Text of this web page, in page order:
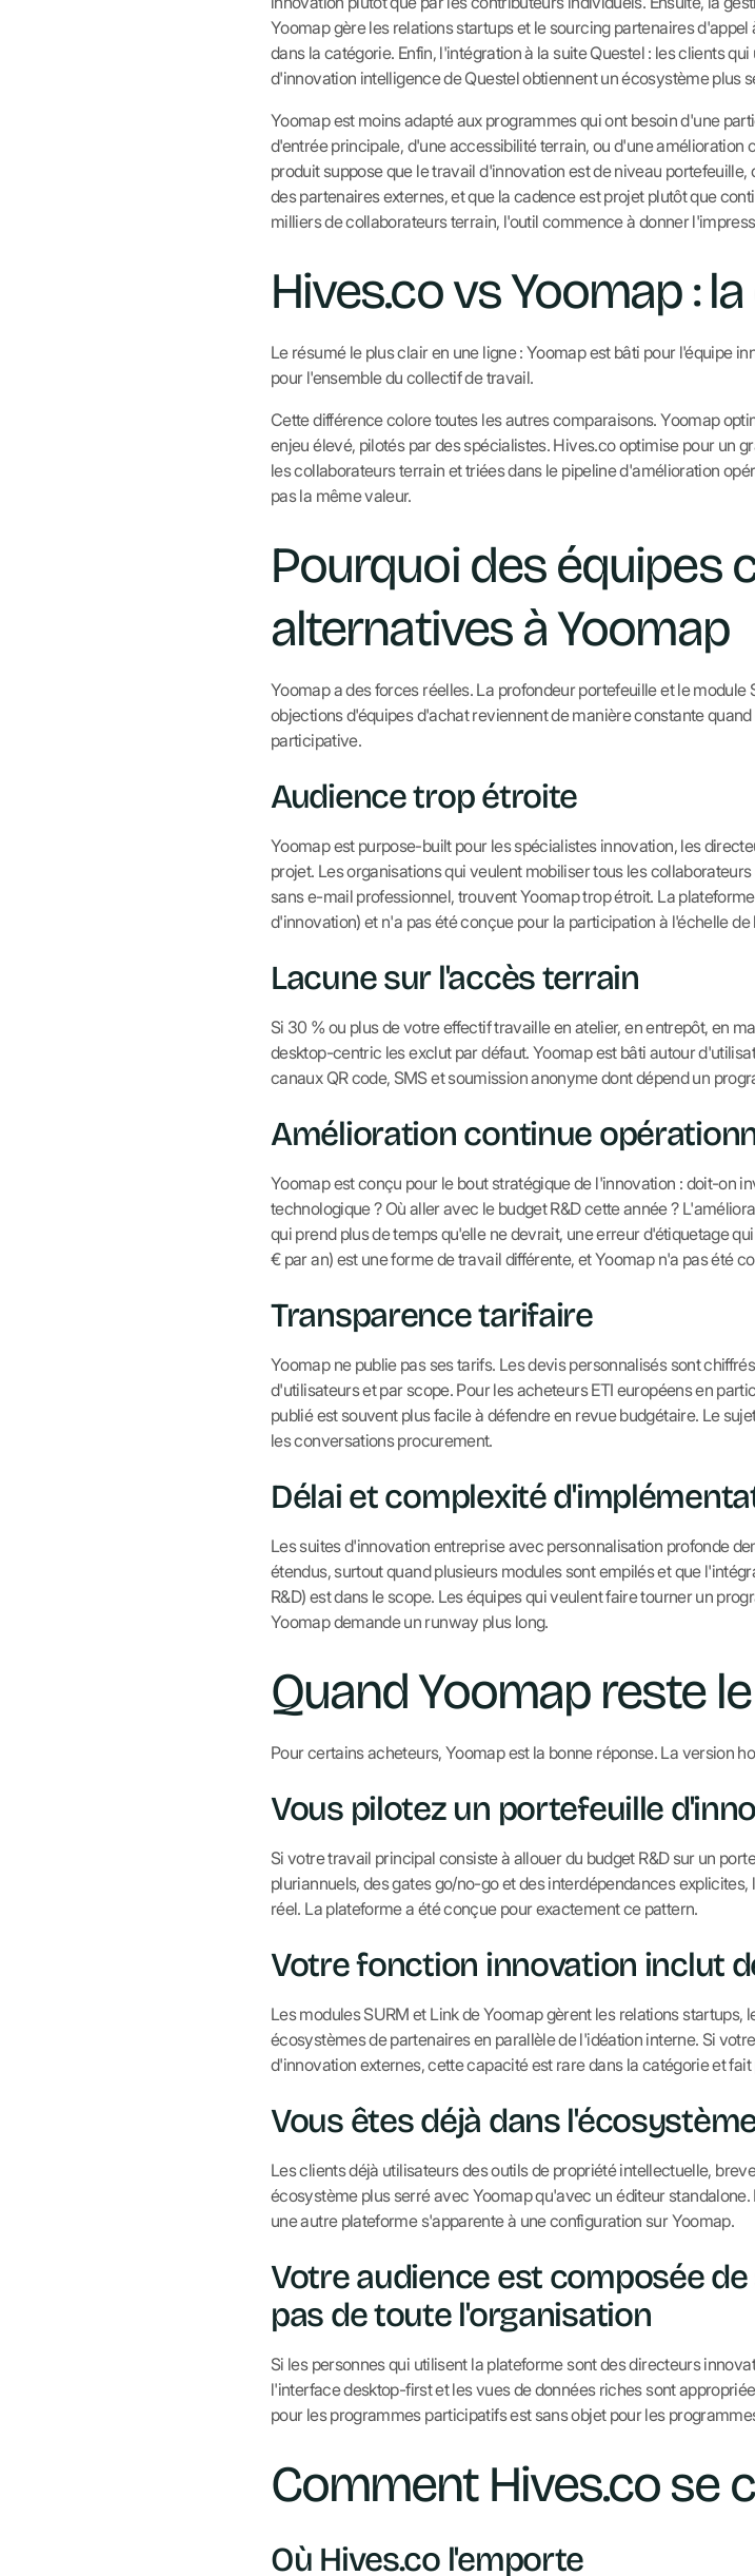
Yoomap gère les relations startups et le sourcing partenaires
dans la catégorie. Enfin, l'intégration à la suite Questel : les clients
d'innovation intelligence de Questel obtiennent un écosystème plus
Yoomap est moins adapté aux programmes qui ont besoin d'une
d'entrée principale, d'une accessibilité terrain, ou d'une
produit suppose que le travail d'innovation est de niveau
des partenaires externes, et que la cadence est projet plutôt que
milliers de collaborateurs terrain, l'outil commence à donner
Hives.co vs Yoomap :
Le résumé le plus clair en une ligne : Yoomap est bâti pour l'équipe
pour l'ensemble du collectif de travail.
Cette différence colore toutes les autres comparaisons. Yoomap
enjeu élevé, pilotés par des spécialistes. Hives.co optimise pour un
les collaborateurs terrain et triées dans le pipeline d'amélioration
pas la même valeur.
Pourquoi des équipes
alternatives à Yoomap
Yoomap a des forces réelles. La profondeur portefeuille et le
objections d'équipes d'achat reviennent de manière constante
participative.
Audience trop étroite
Yoomap est purpose-built pour les spécialistes innovation, les
projet. Les organisations qui veulent mobiliser tous les
sans e-mail professionnel, trouvent Yoomap trop étroit. La
d'innovation) et n'a pas été conçue pour la participation à l'échelle de
Lacune sur l'accès terrain
Si 30 % ou plus de votre effectif travaille en atelier, en entrepôt, en
desktop-centric les exclut par défaut. Yoomap est bâti autour
canaux QR code, SMS et soumission anonyme dont dépend un
Amélioration continue
Yoomap est conçu pour le bout stratégique de l'innovation : doit-on
technologique ? Où aller avec le budget R&D cette année ?
qui prend plus de temps qu'elle ne devrait, une erreur d'étiquetage
€ par an) est une forme de travail différente, et Yoomap n'a pas été
Transparence tarifaire
Yoomap ne publie pas ses tarifs. Les devis personnalisés sont
d'utilisateurs et par scope. Pour les acheteurs ETI européens en
publié est souvent plus facile à défendre en revue budgétaire. Le
les conversations procurement.
Délai et complexité
Les suites d'innovation entreprise avec personnalisation profonde
étendus, surtout quand plusieurs modules sont empilés et que
R&D) est dans le scope. Les équipes qui veulent faire tourner un
Yoomap demande un runway plus long.
Quand Yoomap reste
Pour certains acheteurs, Yoomap est la bonne réponse. La version
Vous pilotez un portefeuille
Si votre travail principal consiste à allouer du budget R&D sur un
pluriannuels, des gates go/no-go et des interdépendances
réel. La plateforme a été conçue pour exactement ce pattern.
Votre fonction innovation inclut
Les modules SURM et Link de Yoomap gèrent les relations
écosystèmes de partenaires en parallèle de l'idéation interne. Si
d'innovation externes, cette capacité est rare dans la catégorie et fait
Vous êtes déjà dans
Les clients déjà utilisateurs des outils de propriété intellectuelle,
écosystème plus serré avec Yoomap qu'avec un éditeur
une autre plateforme s'apparente à une configuration sur Yoomap.
Votre audience est composée
pas de toute l'organisation
Si les personnes qui utilisent la plateforme sont des directeurs
l'interface desktop-first et les vues de données riches sont
pour les programmes participatifs est sans objet pour les
Comment Hives.co se
Où Hives.co l'emporte